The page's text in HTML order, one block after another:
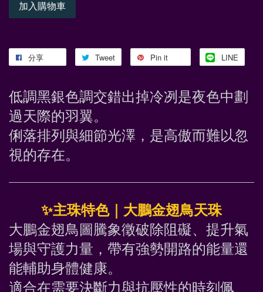
加入購物車
分享 Tweet Pin it LINE
低調黑銀色調交錯出掉冷冽是夜色中劃
過天際的羽翼。
俐落排列與細節光澤，是高傲而難以忽
視的存在。
✨主珠特色｜大鵬金翅鳥天珠
大鵬金翅鳥圖騰象徵破除阻礙、提升氣
場與守護力量，帶有強勢開路的能量還
能輔助身體健康。
適合在需要決斷力與抗壓性的時刻佩